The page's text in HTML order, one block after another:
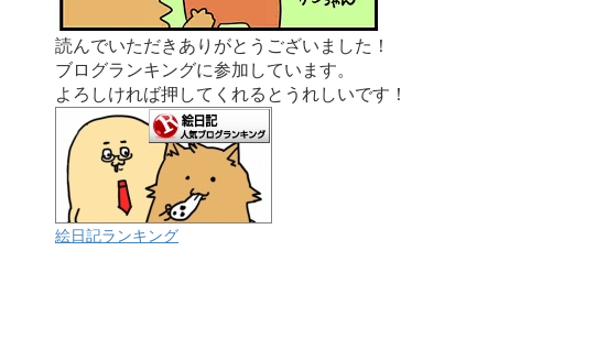
読んでいただきありがとうございました！
ブログランキングに参加しています。
よろしければ押してくれるとうれしいです！
絵日記ランキング